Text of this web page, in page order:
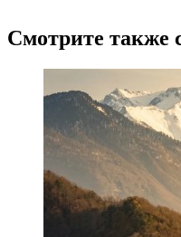
Смотрите также